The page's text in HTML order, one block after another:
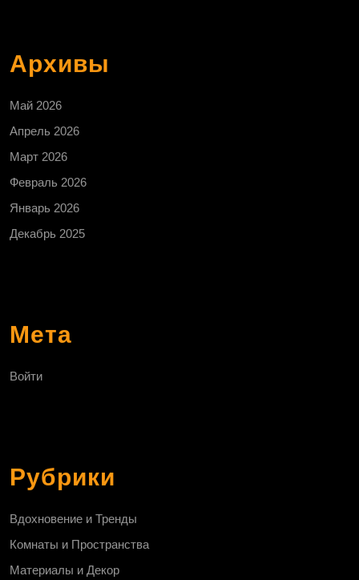
Архивы
Май 2026
Апрель 2026
Март 2026
Февраль 2026
Январь 2026
Декабрь 2025
Мета
Войти
Рубрики
Вдохновение и Тренды
Комнаты и Пространства
Материалы и Декор